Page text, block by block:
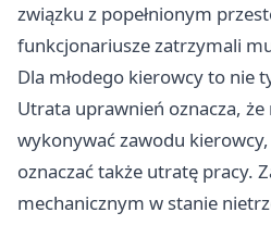
związku z popełnionym
funkcjonariusze zatrzymali
Dla młodego kierowcy to nie
Utrata uprawnień oznacza, że
wykonywać zawodu
oznaczać także utratę pracy.
mechanicznym w stanie